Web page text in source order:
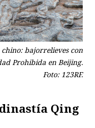
bajorrelieves con
Prohibida en Beijing.
Foto: 123RF.
Qing